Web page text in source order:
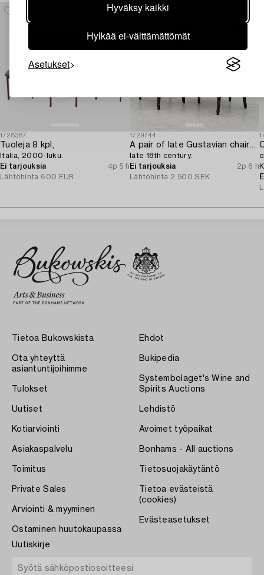
Hyväksy kaikki
Hylkää ei-välttämättömät
Asetukset
1728387
Tuoleja 8 kpl,
Italia, 2000-luku.
Ei tarjouksia
4p 5 h
Lähtöhinta 600 EUR
1729744
A pair of late Gustavian chairs from Lindome,
late 18th century.
Ei tarjouksia
2p 6 h
Lähtöhinta 2 500 SEK
Tietoa Bukowskista
Ota yhteyttä
asiantuntijoihimme
Tulokset
Uutiset
Kotiarviointi
Asiakaspalvelu
Toimitus
Private Sales
Arviointi & myyminen
Ostaminen huutokaupassa
Ehdot
Bukipedia
Systembolaget's Wine and
Spirits Auctions
Lehdistö
Avoimet työpaikat
Bonhams - All auctions
Tietosuojakäytäntö
Tietoa evästeistä
(cookies)
Evästeasetukset
Uutiskirje